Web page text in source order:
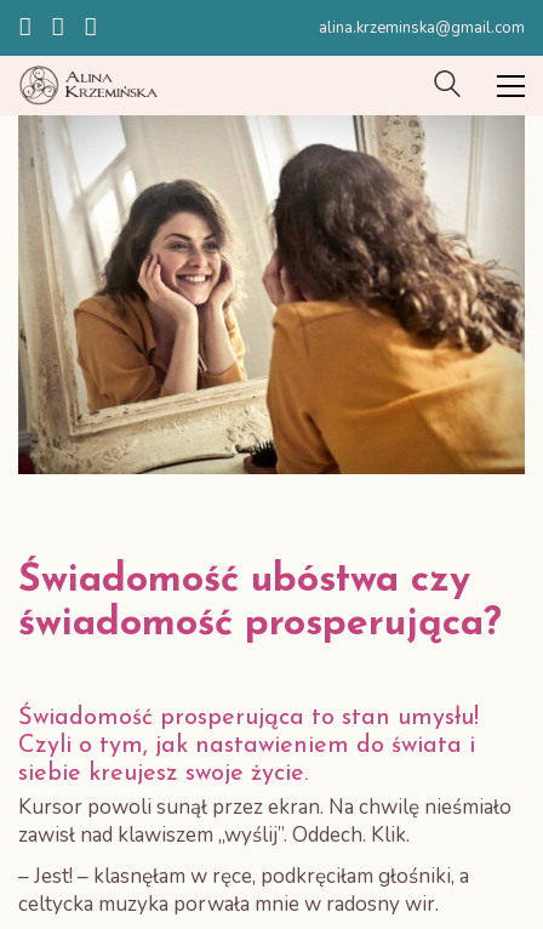
alina.krzeminska@gmail.com
Świadomość ubóstwa czy
świadomość prosperująca?
Świadomość prosperująca to stan umysłu!
Czyli o tym, jak nastawieniem do świata i
siebie kreujesz swoje życie.
Kursor powoli sunął przez ekran. Na chwilę nieśmiało
zawisł nad klawiszem „wyślij”. Oddech. Klik.
– Jest! – klasnęłam w ręce, podkręciłam głośniki, a
celtycka muzyka porwała mnie w radosny wir.